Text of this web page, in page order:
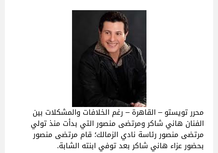
محرر تويستو – القاهرة – رغم الخلافات والمشكلات بين
الفنان هاني شاكر ومرتضى منصور التي بدأت منذ تولي
مرتضى منصور رئاسة نادي الزمالك؛ قام مرتضى منصور
بحضور عزاء هاني شاكر بعد توفي ابنته الشابة.